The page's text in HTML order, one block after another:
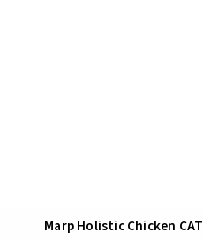
Marp Holistic Chicken CAT